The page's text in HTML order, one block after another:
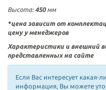
Высота: 450 мм
*цена зависит от
цену у менеджеров
Характеристики и внешний
представленных на сайте
Если Вас интересует какая-
информация, Вы можете